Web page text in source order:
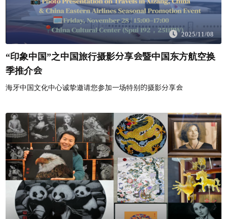
2025/11/08
“印象中国”之中国旅行摄影分享会暨中国东方航空换
季推介会
海牙中国文化中心诚挚邀请您参加一场特别的摄影分享会